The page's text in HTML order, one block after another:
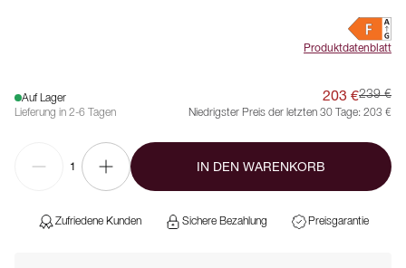
Produktdatenblatt
Auf Lager
Lieferung in 2-6 Tagen
203 €239 €
Niedrigster Preis der letzten 30 Tage: 203 €
1 IN DEN WARENKORB
Zufriedene Kunden Sichere Bezahlung Preisgarantie